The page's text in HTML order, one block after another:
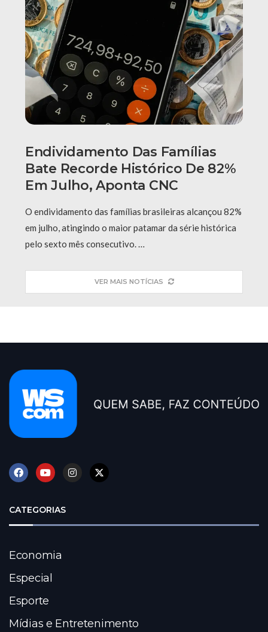
Endividamento Das Famílias
Bate Recorde Histórico De 82%
Em Julho, Aponta CNC
O endividamento das famílias brasileiras alcançou 82%
em julho, atingindo o maior patamar da série histórica
pelo sexto mês consecutivo. …
VER MAIS NOTÍCIAS
CATEGORIAS
Economia
Especial
Esporte
Mídias e Entretenimento